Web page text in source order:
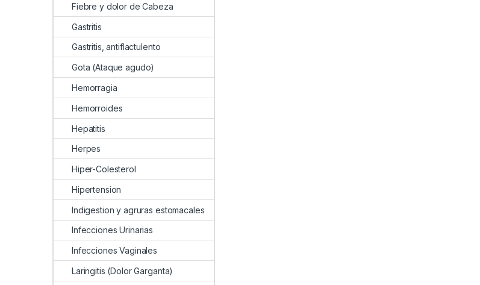
Fiebre y dolor de Cabeza
Gastritis
Gastritis, antiflactulento
Gota (Ataque agudo)
Hemorragia
Hemorroides
Hepatitis
Herpes
Hiper-Colesterol
Hipertension
Indigestion y agruras estomacales
Infecciones Urinarias
Infecciones Vaginales
Laringitis (Dolor Garganta)